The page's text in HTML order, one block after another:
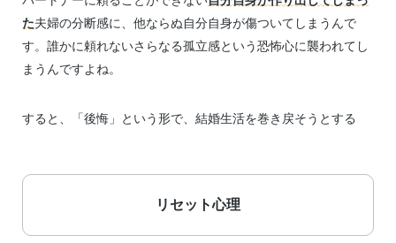
た夫婦の分断感に、他ならぬ自分自身が傷ついてしまうんで
す。誰かに頼れないさらなる孤立感という恐怖心に襲われてし
まうんですよね。
すると、「後悔」という形で、結婚生活を巻き戻そうとする
リセット心理